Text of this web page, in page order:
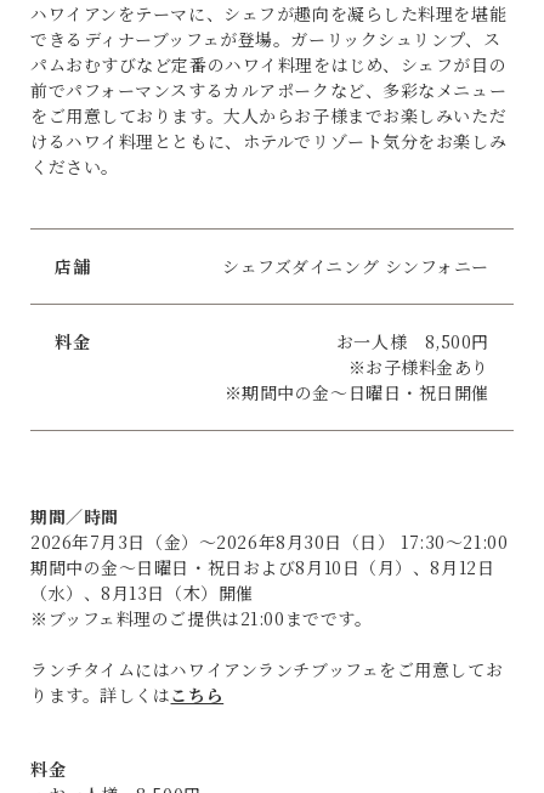
ハワイアンをテーマに、シェフが趣向を凝らした料理を堪能
できるディナーブッフェが登場。ガーリックシュリンプ、ス
パムおむすびなど定番のハワイ料理をはじめ、シェフが目の
前でパフォーマンスするカルアポークなど、多彩なメニュー
をご用意しております。大人からお子様までお楽しみいただ
けるハワイ料理とともに、ホテルでリゾート気分をお楽しみ
ください。
店舗 シェフズダイニング シンフォニー
料金
お一人様 8,500円
※お子様料金あり
※期間中の金～日曜日・祝日開催
期間／時間
2026年7月3日（金）～2026年8月30日（日） 17:30～21:00
期間中の金～日曜日・祝日および8月10日（月）、8月12日
（水）、8月13日（木）開催
※ブッフェ料理のご提供は21:00までです。
ランチタイムにはハワイアンランチブッフェをご用意してお
ります。詳しくはこちら
料金